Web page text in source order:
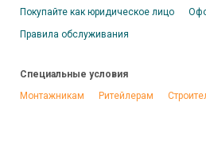
Покупайте как юридическое лицо
Правила обслуживания
Специальные условия
Монтажникам
Ритейлерам